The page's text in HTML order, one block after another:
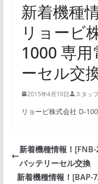
新着機種
リョービ
1000 専用
ーセル交
2015年4月10日 スタッフ
リョービ株式会社 D-
新着機種情報！[FNB-
バッテリーセル交換
新着機種情報！[BAP-